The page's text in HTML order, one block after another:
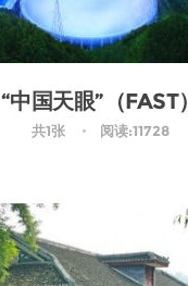
“中国天眼”（FAST）
共1张 阅读:11728